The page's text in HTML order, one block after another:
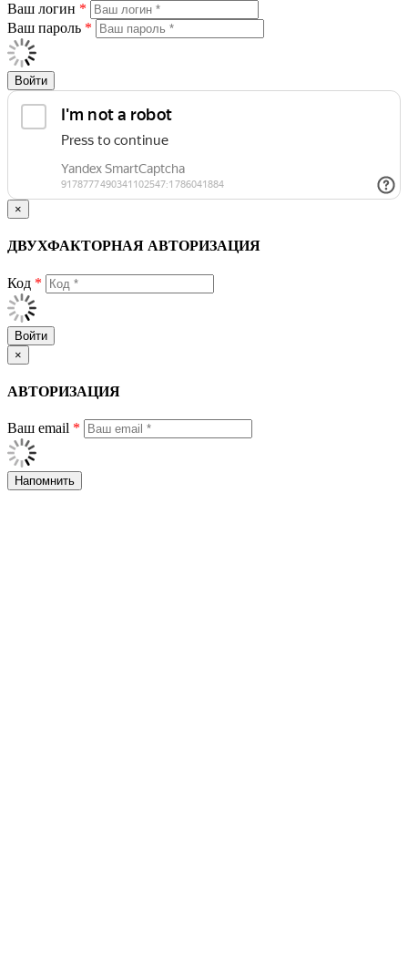
Ваш логин *
Ваш пароль *
Войти
×
ДВУХФАКТОРНАЯ АВТОРИЗАЦИЯ
Код *
Войти
×
АВТОРИЗАЦИЯ
Ваш email *
Напомнить